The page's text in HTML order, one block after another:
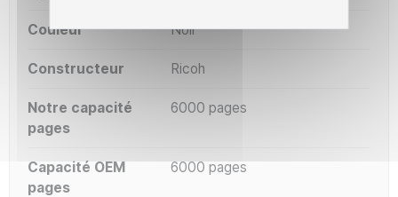
Couleur Noir
Constructeur Ricoh
Notre capacité
pages
6000 pages
Capacité OEM
pages
6000 pages